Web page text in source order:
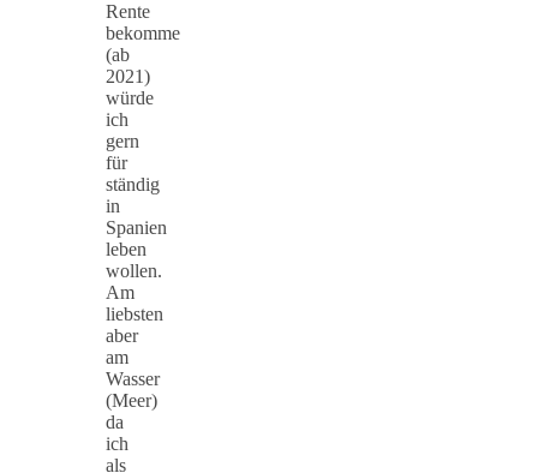
Rente
bekomme
(ab
2021)
würde
ich
gern
für
ständig
in
Spanien
leben
wollen.
Am
liebsten
aber
am
Wasser
(Meer)
da
ich
als